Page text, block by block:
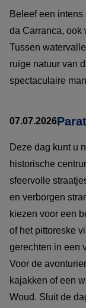
Beleef een
da Carranca, ook
Tussen
ruige natuur van
spectaculaire
07.07.2026
Deze dag kunt u
historische
sfeervolle
en verborgen
kiezen voor een
of het pittoreske
gerechten in een
Voor de
kajakken of een
Woud. Sluit de